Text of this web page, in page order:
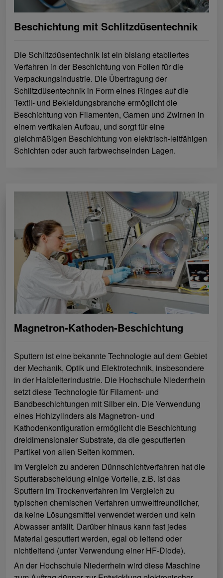
Beschichtung mit Schlitzdüsentechnik
Die Schlitzdüsentechnik ist ein bislang etabliertes
Verfahren in der Beschichtung von Folien für die
Verpackungsindustrie. Die Übertragung der
Schlitzdüsentechnik in Form eines Ringes auf die
Textil- und Bekleidungsbranche ermöglicht die
Beschichtung von Filamenten, Garnen und Zwirnen in
einem vertikalen Aufbau, und sorgt für eine
gleichmäßigen Beschichtung von elektrisch-leitfähigen
Schichten oder auch farbwechselnden Lagen.
Magnetron-Kathoden-Beschichtung
Sputtern ist eine bekannte Technologie auf dem Gebiet
der Mechanik, Optik und Elektrotechnik, insbesondere
in der Halbleiterindustrie. Die Hochschule Niederrhein
setzt diese Technologie für Filament- und
Bandbeschichtungen mit Silber ein. Die Verwendung
eines Hohlzylinders als Magnetron- und
Kathodenkonfiguration ermöglicht die Beschichtung
dreidimensionaler Substrate, da die gesputterten
Partikel von allen Seiten kommen.
Im Vergleich zu anderen Dünnschichtverfahren hat die
Sputterabscheidung einige Vorteile, z.B. ist das
Sputtern im Trockenverfahren im Vergleich zu
typischen chemischen Verfahren umweltfreundlicher,
da keine Lösungsmittel verwendet werden und kein
Abwasser anfällt. Darüber hinaus kann fast jedes
Material gesputtert werden, egal ob leitend oder
nichtleitend (unter Verwendung einer HF-Diode).
An der Hochschule Niederrhein wird diese Maschine